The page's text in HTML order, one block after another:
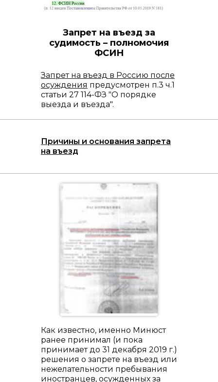
Запрет на въезд за
судимость – полномочия
ФСИН
Запрет на въезд в Россию после
осуждения предусмотрен п.3 ч.1
статьи 27 114-ФЗ "О порядке
выезда и въезда".
Причины и основания запрета
на въезд
Как известно, именно Минюст
ранее принимал (и пока
принимает до 31 декабря 2019 г.)
решения о запрете на въезд или
нежелательности пребывания
иностранцев, осужденных за